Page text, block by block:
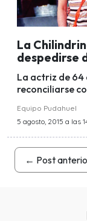
La
despedirse
La actriz de 64
reconciliarse
Equipo Pudahuel
5 agosto, 2015 a las
← Post